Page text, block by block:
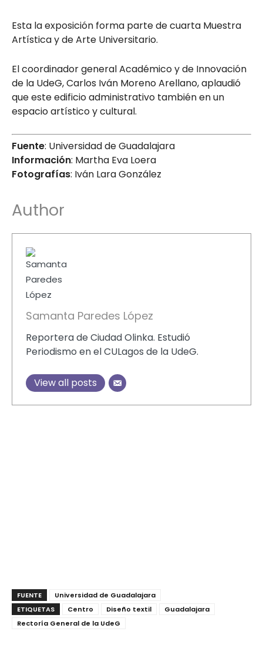
Esta la exposición forma parte de cuarta Muestra
Artística y de Arte Universitario.
El coordinador general Académico y de Innovación
de la UdeG, Carlos Iván Moreno Arellano, aplaudió
que este edificio administrativo también en un
espacio artístico y cultural.
Fuente: Universidad de Guadalajara
Información: Martha Eva Loera
Fotografías: Iván Lara González
Author
Samanta Paredes López
Reportera de Ciudad Olinka. Estudió
Periodismo en el CULagos de la UdeG.
View all posts
FUENTE
Universidad de Guadalajara
ETIQUETAS
Centro Diseño textil
Guadalajara
Rectoría General de la UdeG